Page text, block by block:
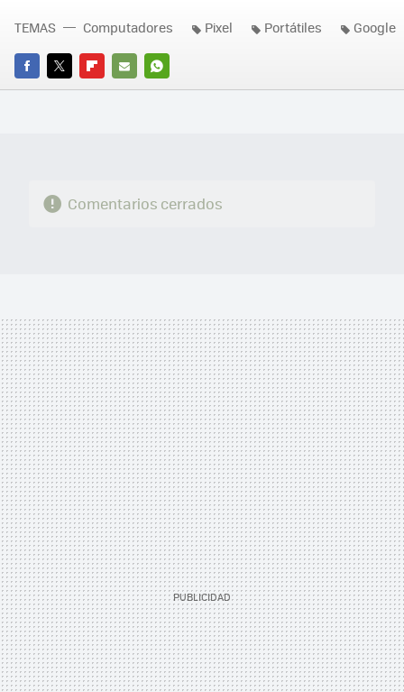
FACEBOOK
TWITTERFLIPBOARD
E-
WHATSAPP
TEMAS Computadores Pixel Portátiles Google
Comentarios cerrados